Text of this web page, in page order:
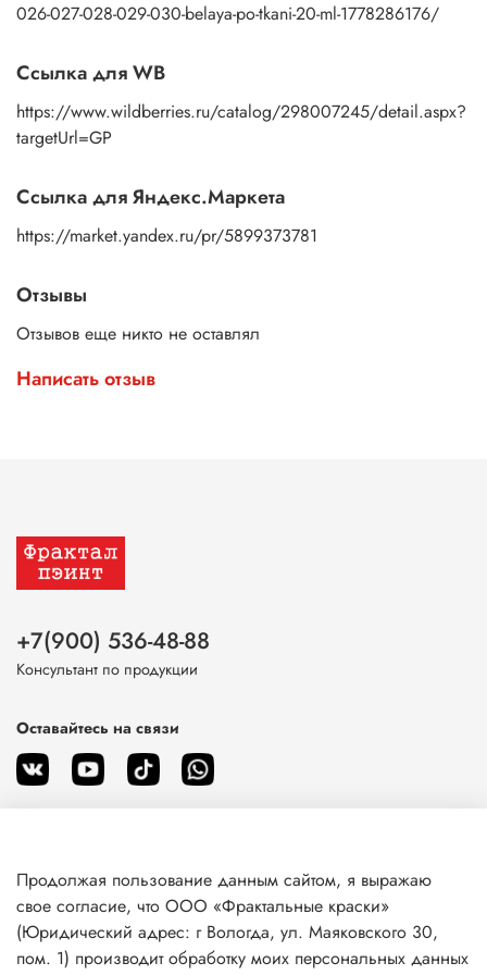
026-027-028-029-030-belaya-po-tkani-20-ml-1778286176/
Ссылка для WB
https://www.wildberries.ru/catalog/298007245/detail.aspx?
targetUrl=GP
Ссылка для Яндекс.Маркета
https://market.yandex.ru/pr/5899373781
Отзывы
Отзывов еще никто не оставлял
Написать отзыв
О магазине
Клиентам
+7(900) 536-48-88
Консультант по продукции
Оставайтесь на связи
Продолжая пользование данным сайтом, я выражаю
свое согласие, что ООО «Фрактальные краски»
(Юридический адрес: г Вологда, ул. Маяковского 30,
пом. 1) производит обработку моих персональных данных